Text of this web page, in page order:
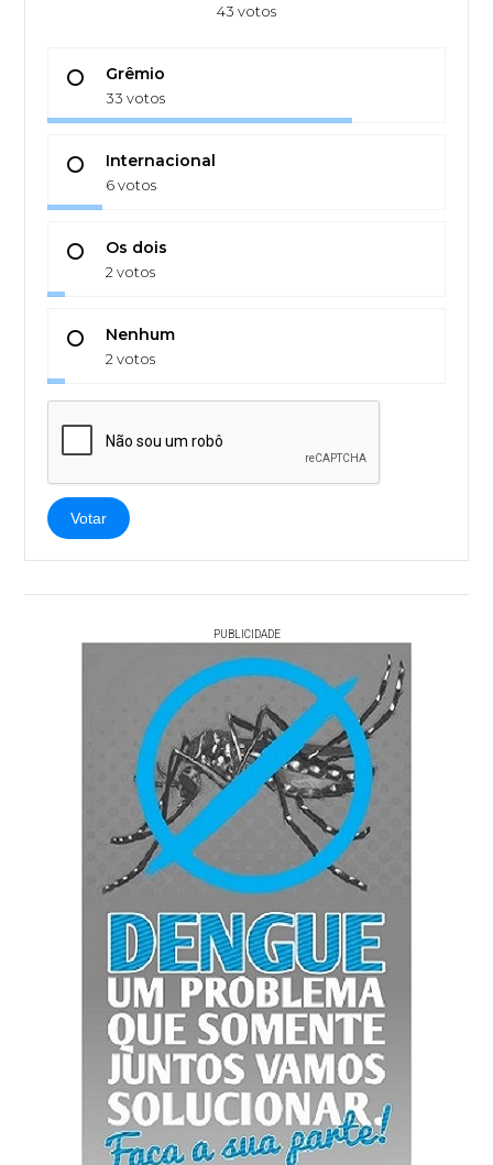
43 votos
Grêmio
33 votos
Internacional
6 votos
Os dois
2 votos
Nenhum
2 votos
Votar
PUBLICIDADE